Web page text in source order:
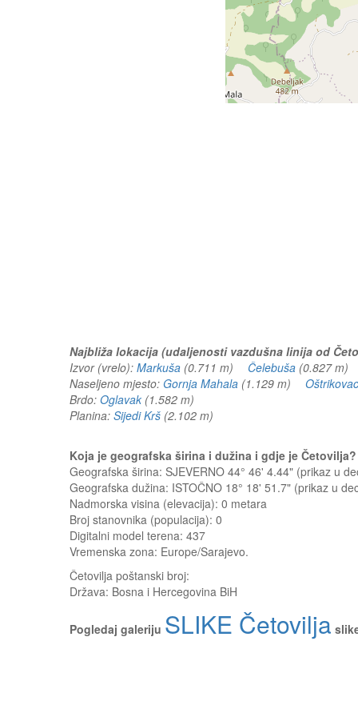
Najbliža lokacija (udaljenosti vazdušna linija od
Izvor (vrelo): Markuša (0.711 m) Čelebuša (0.827
Naseljeno mjesto: Gornja Mahala (1.129 m) Oštrikovac
Brdo: Oglavak (1.582 m)
Planina: Sijedi Krš (2.102 m)
Koja je geografska širina i dužina i gdje je
Geografska širina: SJEVERNO 44° 46' 4.44" (prikaz u
Geografska dužina: ISTOČNO 18° 18' 51.7" (prikaz u
Nadmorska visina (elevacija): 0 metara
Broj stanovnika (populacija): 0
Digitalni model terena: 437
Vremenska zona: Europe/Sarajevo.
Četovilja poštanski broj:
Država: Bosna i Hercegovina BiH
Pogledaj galeriju SLIKE Četovilja